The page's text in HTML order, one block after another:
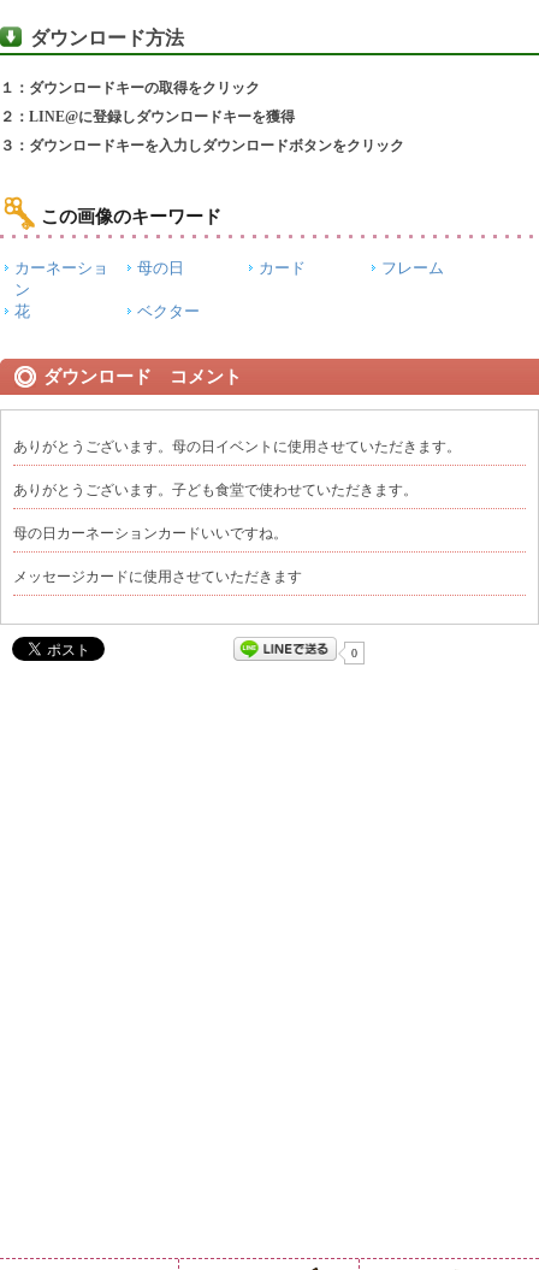
ダウンロード方法
１：ダウンロードキーの取得をクリック
２：LINE@に登録しダウンロードキーを獲得
３：ダウンロードキーを入力しダウンロードボタンをクリック
この画像のキーワード
カーネーショ
ン
母の日 カード フレーム
花 ベクター
ダウンロード コメント
ありがとうございます。母の日イベントに使用させていただきます。
ありがとうございます。子ども食堂で使わせていただきます。
母の日カーネーションカードいいですね。
メッセージカードに使用させていただきます
0